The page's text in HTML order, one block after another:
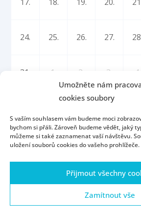
Umožněte nám
cookies soubory
S vaším souhlasem vám budeme moci
bychom si přáli. Zároveň budeme vědět, jaký
můžeme si také zaznamenat vaší návštěvu.
uložení souborů cookies do vašeho prohlížeče.
Přijmout všechny
Zamítnout vše
24. 25. 26. 27.
31. 1. 2. 3. 4.
Úvod Kontakt
Přijímací řízení
Portál ZČU